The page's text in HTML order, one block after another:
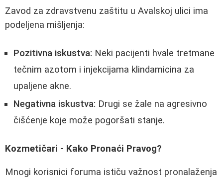
Zavod za zdravstvenu zaštitu u Avalskoj ulici ima
podeljena mišljenja:
Pozitivna iskustva: Neki pacijenti hvale tretmane
tečnim azotom i injekcijama klindamicina za
upaljene akne.
Negativna iskustva: Drugi se žale na agresivno
čišćenje koje može pogoršati stanje.
Kozmetičari - Kako Pronaći Pravog?
Mnogi korisnici foruma ističu važnost pronalaženja